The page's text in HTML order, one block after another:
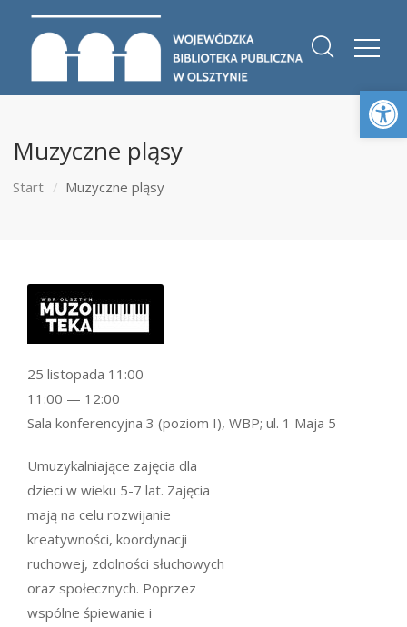
Muzyczne pląsy
Start Muzyczne pląsy
Umuzykalniające zajęcia dla
dzieci w wieku 5-7 lat. Zajęcia
mają na celu rozwijanie
kreatywności, koordynacji
ruchowej, zdolności słuchowych
oraz społecznych. Poprzez
wspólne śpiewanie i
25 listopada 11:00
11:00 — 12:00
Sala konferencyjna 3 (poziom I), WBP; ul. 1 Maja 5